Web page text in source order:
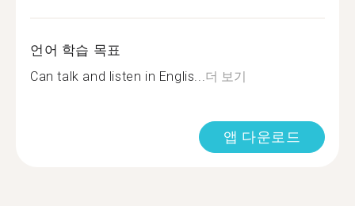
언어 학습 목표
Can talk and listen in Englis...더 보기
앱 다운로드